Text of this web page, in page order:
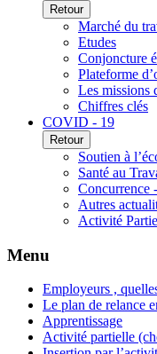
Retour
Marché du
Etudes
Conjoncture
Plateforme
Les missions
Chiffres clés
COVID - 19
Retour
Soutien à
Santé au
Concurrence
Autres
Activité
Menu
Employeurs ,
Le plan de relance
Apprentissage
Activité partielle